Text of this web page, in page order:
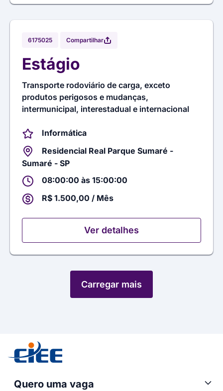
6175025 Compartilhar
Estágio
Transporte rodoviário de carga, exceto
produtos perigosos e mudanças,
intermunicipal, interestadual e internacional
Informática
Residencial Real Parque Sumaré -
Sumaré - SP
08:00:00 às 15:00:00
R$ 1.500,00 / Mês
Ver detalhes
Carregar mais
Quero uma vaga